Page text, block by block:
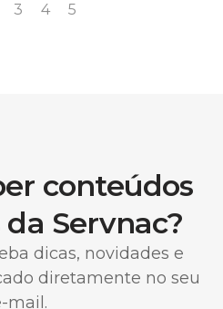
3 4 5
conteúdos
Servnac?
dicas, novidades e
diretamente no seu
mail.